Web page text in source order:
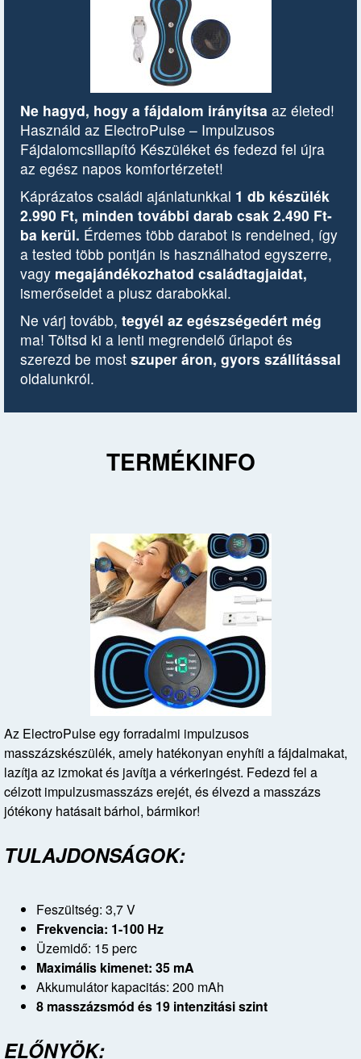
Ne hagyd, hogy a fájdalom irányítsa az életed!
Használd az ElectroPulse – Impulzusos
Fájdalomcsillapító Készüléket és fedezd fel újra
az egész napos komfortérzetet!
Káprázatos családi ajánlatunkkal 1 db készülék
2.990 Ft, minden további darab csak 2.490 Ft-
ba kerül. Érdemes több darabot is rendelned, így
a tested több pontján is használhatod egyszerre,
vagy megajándékozhatod családtagjaidat,
ismerőseidet a plusz darabokkal.
Ne várj tovább, tegyél az egészségedért még
ma! Töltsd ki a lenti megrendelő űrlapot és
szerezd be most szuper áron, gyors szállítással
oldalunkról.
TERMÉKINFO
Az ElectroPulse egy forradalmi impulzusos
masszázskészülék, amely hatékonyan enyhíti a fájdalmakat,
lazítja az izmokat és javítja a vérkeringést. Fedezd fel a
célzott impulzusmasszázs erejét, és élvezd a masszázs
jótékony hatásait bárhol, bármikor!
TULAJDONSÁGOK:
Feszültség: 3,7 V
Frekvencia: 1-100 Hz
Üzemidő: 15 perc
Maximális kimenet: 35 mA
Akkumulátor kapacitás: 200 mAh
8 masszázsmód és 19 intenzitási szint
ELŐNYÖK: